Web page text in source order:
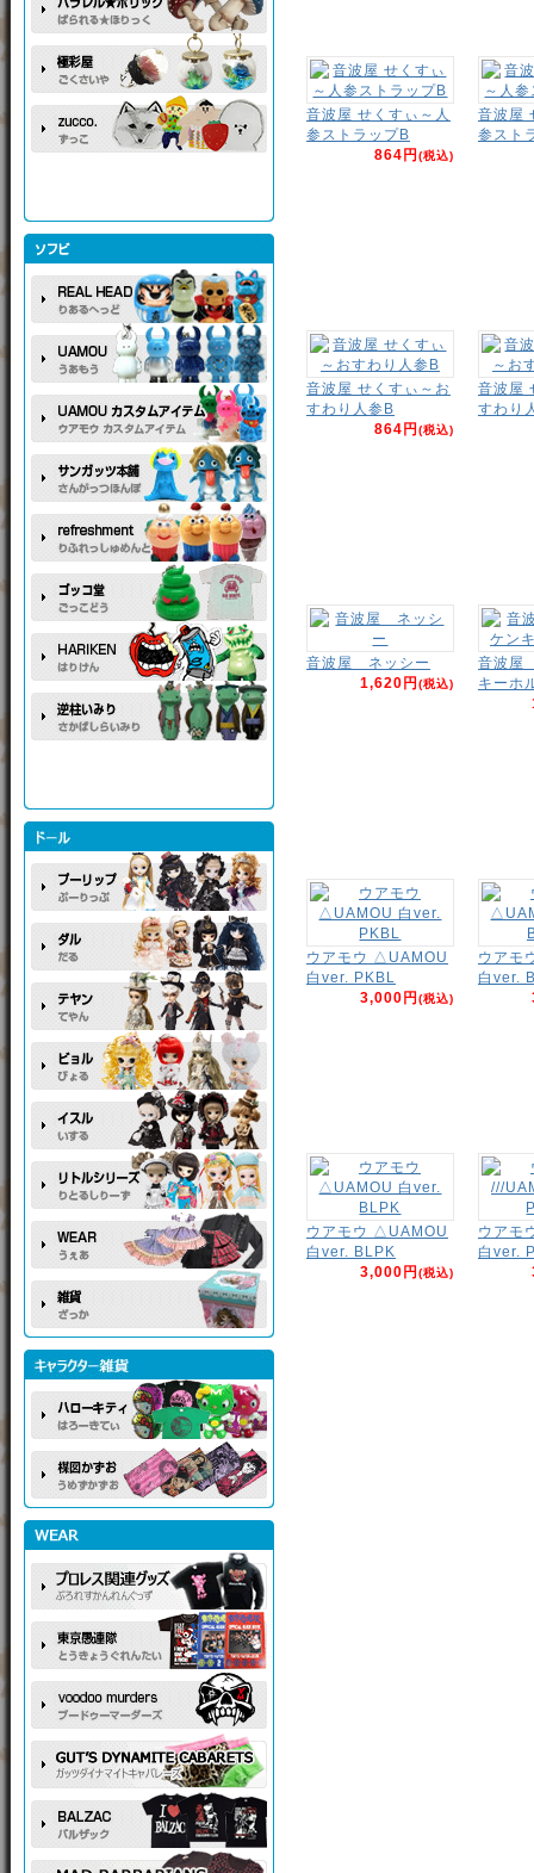
音波屋 せくすぃ～人
参ストラップB
864円(税込)
音波屋
参スト
音波屋 せくすぃ～お
すわり人参B
864円(税込)
音波屋
すわり
音波屋 ネッシー
1,620円(税込)
音波
キーホ
ウアモウ △UAMOU
白ver. PKBL
3,000円(税込)
ウアモ
白ver.
ウアモウ △UAMOU
白ver. BLPK
3,000円(税込)
ウアモ
白ver.